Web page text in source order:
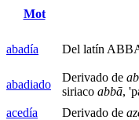
Mot
abadía Del latín
abadiado
Derivado de
siriaco abbā,
acedía
Derivado de